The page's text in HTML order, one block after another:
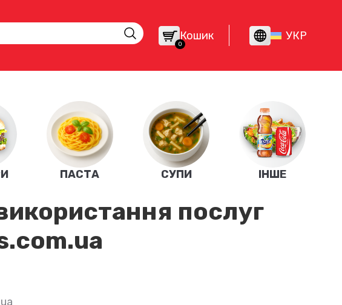
Кошик
0
УКР
ПАСТА СУПИ ІНШЕ
послуг